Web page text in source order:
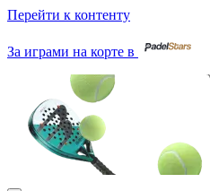
Перейти к контенту
За играми на корте в